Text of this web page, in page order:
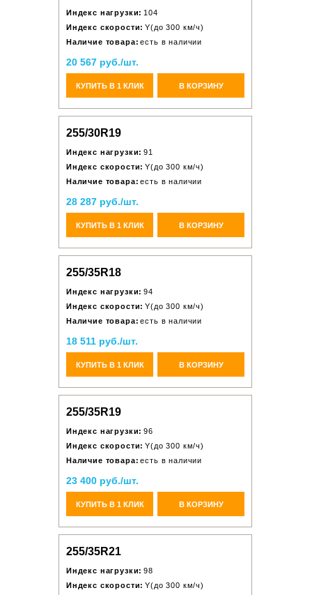
Индекс нагрузки: 104
Индекс скорости: Y(до 300 км/ч)
Наличие товара: есть в наличии
20 567 руб./шт.
КУПИТЬ В 1 КЛИК В КОРЗИНУ
255/30R19
Индекс нагрузки: 91
Индекс скорости: Y(до 300 км/ч)
Наличие товара: есть в наличии
28 287 руб./шт.
КУПИТЬ В 1 КЛИК В КОРЗИНУ
255/35R18
Индекс нагрузки: 94
Индекс скорости: Y(до 300 км/ч)
Наличие товара: есть в наличии
18 511 руб./шт.
КУПИТЬ В 1 КЛИК В КОРЗИНУ
255/35R19
Индекс нагрузки: 96
Индекс скорости: Y(до 300 км/ч)
Наличие товара: есть в наличии
23 400 руб./шт.
КУПИТЬ В 1 КЛИК В КОРЗИНУ
255/35R21
Индекс нагрузки: 98
Индекс скорости: Y(до 300 км/ч)